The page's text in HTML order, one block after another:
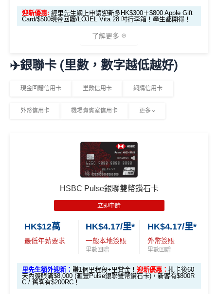
月或以上還款
期）
$1,000「獎賞
0,000里)
2,000里)
*持卡人需於發卡後60日內完成累積簽賬滿HK$8,000
銀聯雙幣卡迎新
滙豐銀聯雙幣卡申請網址：MrMiles.hk/hsbc-unionpay-cla
里先生加碼：申請完填FormMrMiles.hk/hsbc-unionpa
y-classic-form
賺1個里程段+里賞金
❗️（由里先生派出
es.hk/mmcredit
滙豐銀聯雙幣卡迎新優
惠
全新信用
卡客戶
現有信用
卡客戶
PHILIPS RO 純淨飲水機 (A
DD6901)
智能手錶
發卡後頭90日內
HK$500 現金回贈
發卡後頭90日內
HK$200 現金回贈 (只適用於
全日制大學/大專學生)
額達到指定合資格零售購物交易要求後2個月內發出。
有關換領詳情請於收到迎新優惠換領短訊通知後參閱
OmyCard 手機應用程式。
如客戶選擇 HK$500 現金回贈作迎新優惠，有關回贈
購物交易要求後2個月內，以現金回贈方式存入合資格
客戶之安信信用卡賬戶內。
迎新優惠: 經里先生網上申請迎新多HK$300＋$800 Apple Gift
Card/$500現金回贈/LOJEL Vita 28 吋行李箱！學生都開得！
了解更多
🎁迎新禮遇
經網上申請 可享HK$300現金回贈
發卡後首 90 天內簽賬滿 HK$8,800，送
Vita 28 吋行李箱
發卡後首 90 天內簽賬滿 HK$8,800，送
學生卡
發卡後首 90 天內簽賬滿 HK$2,000，送
八達通自動增值都計迎新合資格簽賬！啫係玩
銀包(舊名: O!ePay)都食到！
迎新優惠只適用於現在或過往6個月內未曾持有任何由
安信發行之信用卡客戶
✈️銀聯卡 (里數，數字越低越好)
現金回贈信用卡 里數信用卡 網購信用卡
外幣信用卡 機場貴賓室信用卡 更多
HSBC Pulse銀聯雙幣鑽石卡
立即申請
HK$12萬
最低年薪要求
HK$4.17/里*
一般本地簽賬
里數回贈
HK$4.17/里*
外幣簽賬
里數回贈
里先生額外迎新： 賺1個里程段+里賞金！ 迎新優惠： 批卡後60
天內簽賬滿$8,000 (滙豐Pulse銀聯雙幣鑽石卡)，新客有$800R
C / 舊客有$200RC！